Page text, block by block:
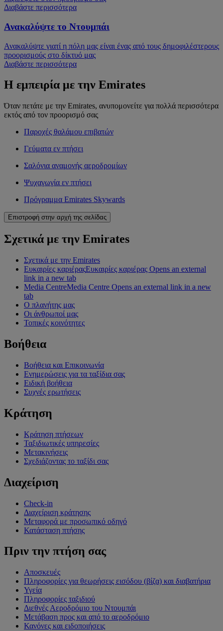
Διαβάστε περισσότερα
Ανακαλύψτε το Ντουμπάι
Ανακαλύψτε γιατί η πόλη μας είναι ένας από τους δημοφιλέστερους
προορισμούς στο δίκτυό μας
Διαβάστε περισσότερα
Η εμπειρία με την Emirates
Όταν πετάτε με την Emirates, ανυπομονείτε για πολλά περισσότερα
εκτός από τον προορισμό σας
Παροχές θαλάμου επιβατών
Γεύματα εν πτήσει
Σαλόνια αναμονής αεροδρομίων
Ψυχαγωγία εν πτήσει
Πρόγραμμα Emirates Skywards
Επιστροφή στην αρχή της σελίδας
Σχετικά με την Emirates
Σχετικά με την Emirates
Ευκαιρίες καριέραςΕυκαιρίες καριέρας Opens an external
link in a new tab
Media CentreMedia Centre Opens an external link in a new
tab
Ο πλανήτης μας
Οι άνθρωποί μας
Τοπικές κοινότητες
Βοήθεια
Βοήθεια και Επικοινωνία
Ενημερώσεις για τα ταξίδια σας
Ειδική βοήθεια
Συχνές ερωτήσεις
Κράτηση
Κράτηση πτήσεων
Ταξιδιωτικές υπηρεσίες
Μετακινήσεις
Σχεδιάζοντας το ταξίδι σας
Διαχείριση
Check-in
Διαχείριση κράτησης
Μεταφορά με προσωπικό οδηγό
Κατάσταση πτήσης
Πριν την πτήση σας
Αποσκευές
Πληροφορίες για θεωρήσεις εισόδου (βίζα) και διαβατήρια
Υγεία
Πληροφορίες ταξιδιού
Διεθνές Αεροδρόμιο του Ντουμπάι
Μετάβαση προς και από το αεροδρόμιο
Κανόνες και ειδοποιήσεις